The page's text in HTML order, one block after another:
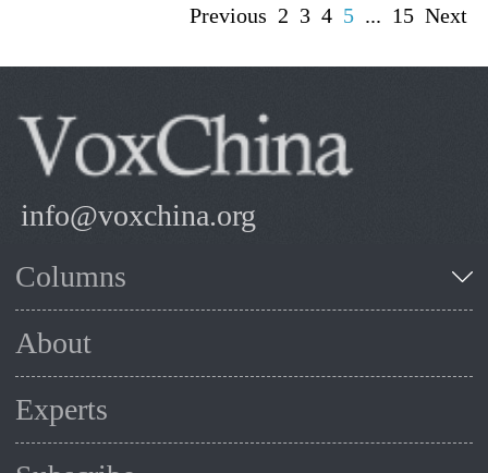
Previous 2 3 4 5 ... 15 Next
info@voxchina.org
Columns
About
Experts